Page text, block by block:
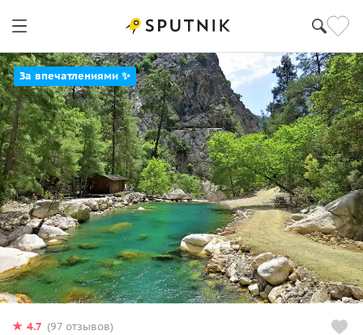
За впечатлениями ✨
4.7 (97 отзывов)